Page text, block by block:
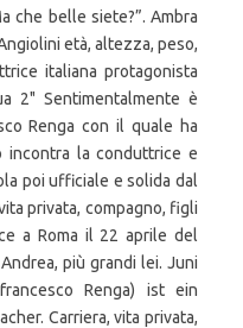
che belle siete?”. Ambra
età, altezza, peso,
italiana protagonista
2" Sentimentalmente è
Renga con il quale ha
incontra la conduttrice e
poi ufficiale e solida dal
privata, compagno, figli
a Roma il 22 aprile del
più grandi lei. Juni
Renga) ist ein
Carriera, vita privata,